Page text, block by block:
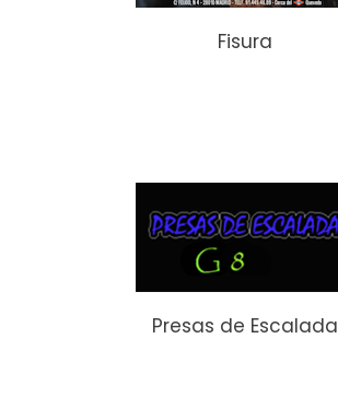
Fisura
Presas de Escalada